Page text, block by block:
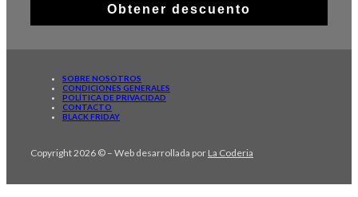
Obtener descuento
SOBRE NOSOTROS
CONDICIONES GENERALES
POLÍTICA DE PRIVACIDAD
CONTACTO
BLACK FRIDAY
Copyright 2026 © – Web desarrollada por La Coderia